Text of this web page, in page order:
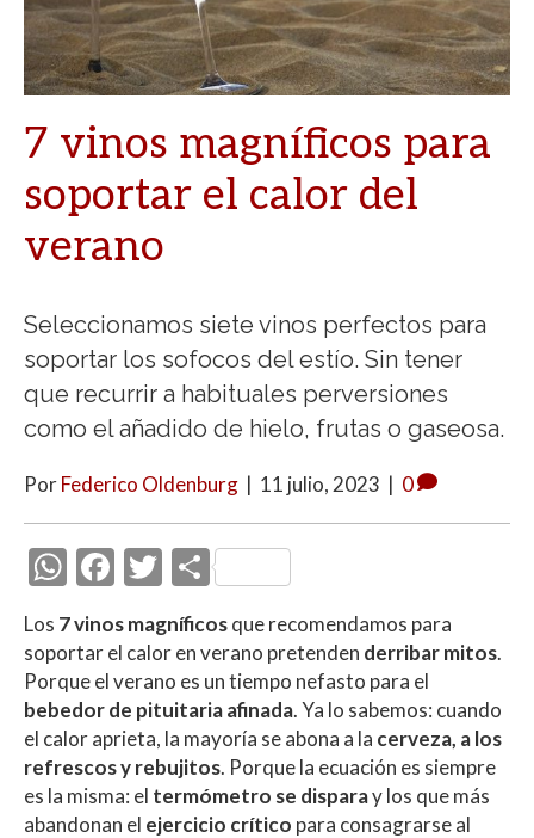
7 vinos magníficos para
soportar el calor del
verano
Seleccionamos siete vinos perfectos para
soportar los sofocos del estío. Sin tener
que recurrir a habituales perversiones
como el añadido de hielo, frutas o gaseosa.
PorFederico Oldenburg | 11 julio, 2023 | 0
W
h
at
s
A
p
p
F
e
b
o
o
k
T
w
itt
er
C
m
p
ar
ti
r
Los 7 vinos magníficosque recomendamos para
soportar el calor en verano pretenden derribar mitos.
Porque el verano es un tiempo nefasto para el
bebedor de pituitaria afinada. Ya lo sabemos: cuando
el calor aprieta, la mayoría se abona a la cerveza, a los
refrescos y rebujitos. Porque la ecuación es siempre
es la misma: el termómetro se disparay los que más
abandonan el ejercicio crítico para consagrarse al